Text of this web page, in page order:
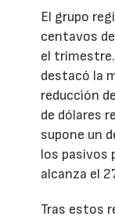
El grupo
centavos
el trimestre.
destacó la
reducción
de dólares
supone un
los pasivos
alcanza el
Tras estos